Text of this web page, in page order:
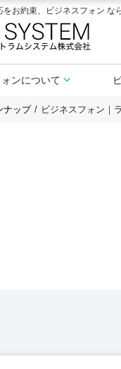
お約束、ビジネスフォン な
ンについて
ナップ ビジネスフォン｜